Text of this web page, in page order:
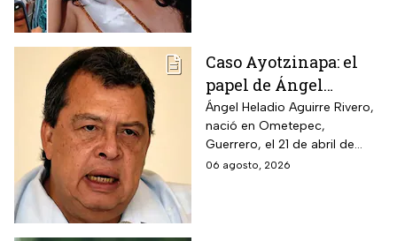
Caso Ayotzinapa: el
papel de Ángel
Aguirre en la
desaparición de los
normalistas en 2014
Ángel Heladio Aguirre Rivero,
nació en Ometepec,
Guerrero, el 21 de abril de
1956. Estudió la Licenciatura
06 agosto, 2026